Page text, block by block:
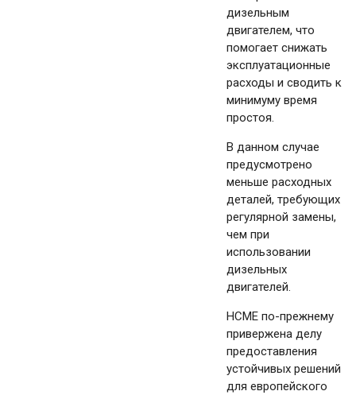
дизельным
двигателем, что
помогает снижать
эксплуатационные
расходы и сводить к
минимуму время
простоя.
В данном случае
предусмотрено
меньше расходных
деталей, требующих
регулярной замены,
чем при
использовании
дизельных
двигателей.
HCME по-прежнему
привержена делу
предоставления
устойчивых решений
для европейского